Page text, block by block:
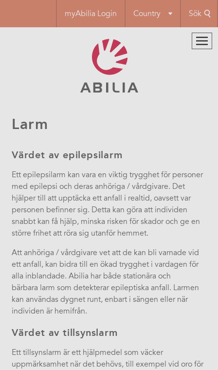
huvudinnehåll
myAbilia Login Country Sök
Larm
Värdet av epilepsilarm
Ett epilepsilarm kan vara en viktig trygghet för personer
med epilepsi och deras anhöriga / vårdgivare. Det
hjälper till att upptäcka ett anfall i realtid, oavsett var
personen befinner sig. Detta kan göra att individen
snabbt kan få hjälp, minska risken för skador och ge en
större frihet att röra sig utanför hemmet.
Att anhöriga / vårdgivare vet att de kan bli varnade vid
ett anfall, kan bidra till en ökad trygghet i vardagen för
alla inblandade. Abilia har både stationära och
bärbara larm som detekterar epileptiska anfall. Larmen
kan användas dygnet runt, enbart i sängen eller när
individen är hemifrån. ​
Värdet av tillsynslarm
Ett tillsynslarm är ett hjälpmedel som väcker
uppmärksamhet när det behövs, till exempel vid oro för